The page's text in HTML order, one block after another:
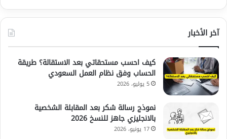
آخر الأخبار
كيف احسب مستحقاتي بعد الاستقالة؟ طريقة
الحساب وفق نظام العمل السعودي
5 يوليو، 2026
نموذج رسالة شكر بعد المقابلة الشخصية
بالانجليزي جاهز للنسخ 2026
17 يونيو، 2026